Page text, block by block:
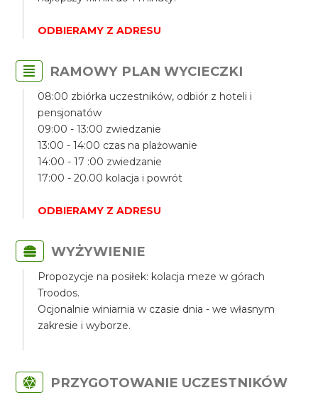
ODBIERAMY Z ADRESU
RAMOWY PLAN WYCIECZKI
08:00 zbiórka uczestników, odbiór z hoteli i
pensjonatów
09:00 - 13:00 zwiedzanie
13:00 - 14:00 czas na plażowanie
14:00 - 17 :00 zwiedzanie
17:00 - 20.00 kolacja i powrót
ODBIERAMY Z ADRESU
WYŻYWIENIE
Propozycje na posiłek: kolacja meze w górach
Troodos.
Ocjonalnie winiarnia w czasie dnia - we własnym
zakresie i wyborze.
PRZYGOTOWANIE UCZESTNIKÓW